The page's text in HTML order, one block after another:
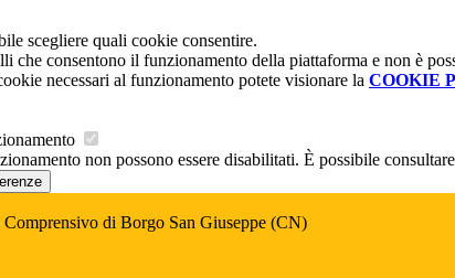
scegliere quali cookie consentire.
che consentono il funzionamento della piattaforma e non è
necessari al funzionamento potete visionare la COOKIE
non possono essere disabilitati. È possibile
Comprensivo di Borgo San Giuseppe (CN)